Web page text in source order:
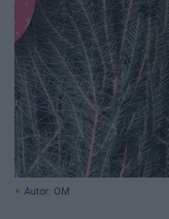
Autor: OM